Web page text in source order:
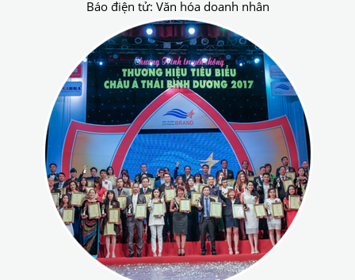
Báo điện tử: Văn hóa doanh nhân